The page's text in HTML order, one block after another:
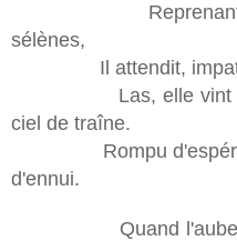
Reprenant en
sélènes,
Il attendit,
Las, elle vint dans
ciel de traîne.
Rompu d'espérer
d'ennui.
Quand l'aube